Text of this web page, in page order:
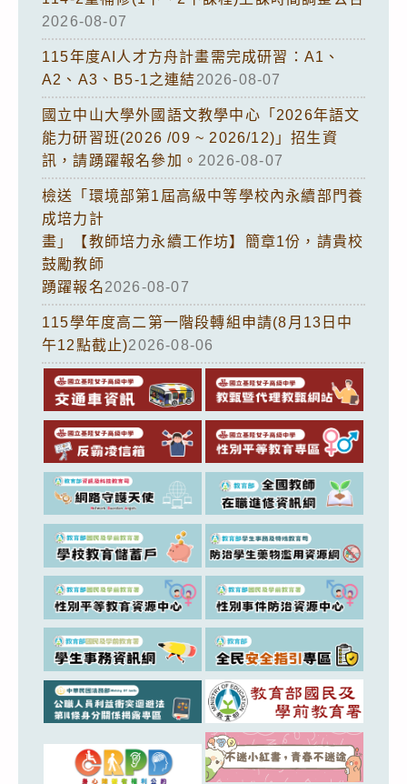
2026-08-07
115年度AI人才方舟計畫需完成研習：A1、
A2、A3、B5-1之連結2026-08-07
國立中山大學外國語文教學中心「2026年語文
能力研習班(2026 /09 ~ 2026/12)」招生資
訊，請踴躍報名參加。 2026-08-07
檢送「環境部第1屆高級中等學校內永續部門養
成培力計
畫」【教師培力永續工作坊】簡章1份，請貴校
鼓勵教師
踴躍報名2026-08-07
115學年度高二第一階段轉組申請(8月13日中
午12點截止)2026-08-06